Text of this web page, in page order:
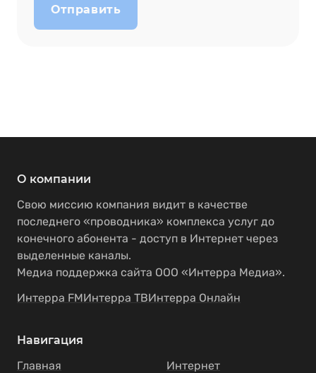
Отправить
О компании
Свою миссию компания видит в качестве
последнего «проводника» комплекса услуг до
конечного абонента - доступ в Интернет через
выделенные каналы.
Медиа поддержка сайта ООО «Интерра Медиа».
Интерра FMИнтерра ТВИнтерра Онлайн
Навигация
Главная
Интернет